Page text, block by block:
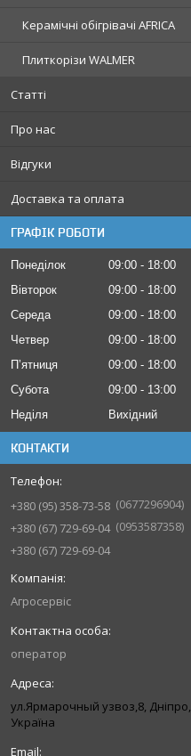
Керамічні обігрівачі AFRICA
Плиткорізи WALMER
Статті
Про нас
Відгуки
Доставка та оплата
ГРАФІК РОБОТИ
Понеділок 09:00
18:00
Вівторок
09:00
18:00
Середа
09:00
18:00
Четвер
09:00
18:00
Пʼятниця
09:00
18:00
Субота
09:00
13:00
Неділя
Вихідний
КОНТАКТИ
+380 (95) 358-73-58
0677296904
+380 (67) 729-69-04
0953587358
+380 (67) 729-69-04
Агросервіс
оператор
ул.Ярмарочный узвоз,8, Дніпро,
Україна